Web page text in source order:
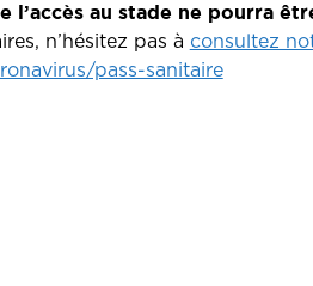
l’accès au stade ne pourra
n’hésitez pas à consultez
pass-sanitaire